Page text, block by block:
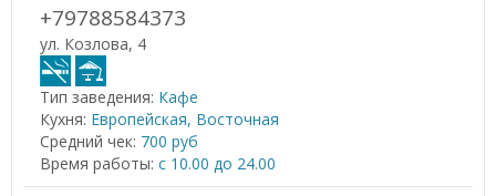
+79788584373
ул. Козлова, 4
Тип заведения: Кафе
Кухня: Европейская, Восточная
Средний чек: 700 руб
Время работы: с 10.00 до 24.00